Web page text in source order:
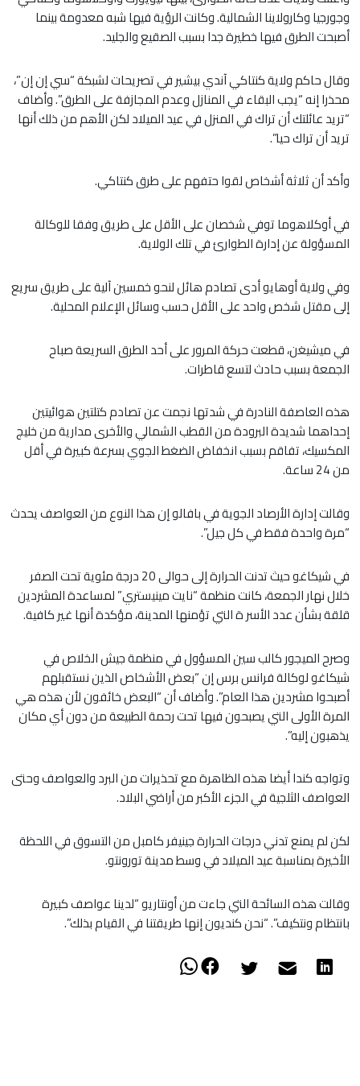
وجورجيا وكارولاينا الشمالية. وكانت الرؤية فيها شبه معدومة بينما
أصبحت الطرق فيها خطيرة جدا بسبب الصقيع والجليد.
وقال حاكم ولاية كنتاكي آندي بيشير في تصريحات لشبكة “سي إن إن”،
محذرا إنه “يجب البقاء في المنازل وعدم المجازفة على الطرق”. وأضاف
“تريد عائلتك أن تراك في المنزل في عيد الميلاد لكن الأهم من ذلك أنها
تريد أن تراك حيا”.
وأكد أن ثلاثة أشخاص لقوا حتفهم على طرق كنتاكي.
في أوكلاهوما توفي شخصان على الأقل على طريق وفقا للوكالة
المسؤولة عن إدارة الطوارئ في تلك الولاية.
وفي ولاية أوهايو أدى تصادم هائل لنحو خمسين آلية على طريق سريع
إلى مقتل شخص واحد على الأقل حسب وسائل الإعلام المحلية.
في ميشيغن، قطعت حركة المرور على أحد الطرق السريعة صباح
الجمعة بسبب حادث لتسع قاطرات.
هذه العاصفة النادرة في شدتها نجمت عن تصادم كتلتين هوائيتين
إحداهما شديدة البرودة من القطب الشمالي والأخرى مدارية من خليج
المكسيك، تفاقم بسبب انخفاض الضغط الجوي بسرعة كبيرة في أقل
من 24 ساعة.
وقالت إدارة الأرصاد الجوية في بافالو إن هذا النوع من العواصف يحدث
“مرة واحدة فقط في كل جيل”.
في شيكاغو حيث تدنت الحرارة إلى حوالى 20 درجة مئوية تحت الصفر
خلال نهار الجمعة، كانت منظمة “نايت مينيستري” لمساعدة المشردين
قلقة بشأن عدد الأسر ة التي تؤمنها المدينة، مؤكدة أنها غير كافية.
وصرح الميجور كالب سين المسؤول في منظمة جيش الخلاص في
شيكاغو لوكالة فرانس برس إن “بعض الأشخاص الذين نستقبلهم
أصبحوا مشردين هذا العام”. وأضاف أن “البعض خائفون لأن هذه هي
المرة الأولى التي يصبحون فيها تحت رحمة الطبيعة من دون أي مكان
يذهبون إليه”.
وتواجه كندا أيضا هذه الظاهرة مع تحذيرات من البرد والعواصف وحتى
العواصف الثلجية في الجزء الأكبر من أراضي البلاد.
لكن لم يمنع تدني درجات الحرارة جينيفر كامبل من التسوق في اللحظة
الأخيرة بمناسبة عيد الميلاد في وسط مدينة تورونتو.
وقالت هذه السائحة التي جاءت من أونتاريو “لدينا عواصف كبيرة
بانتظام ونتكيف”. “نحن كنديون إنها طريقتنا في القيام بذلك”.